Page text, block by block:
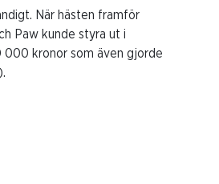
När hästen framför
Paw kunde styra ut i
000 kronor som även gjorde